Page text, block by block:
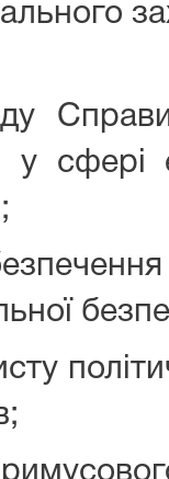
Справи
у сфері